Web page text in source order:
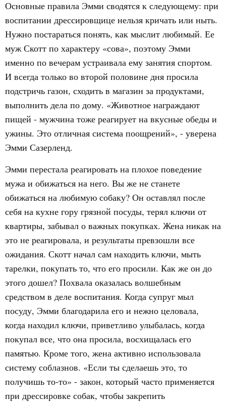
Основные правила Эмми сводятся к следующему: при
воспитании дрессировщице нельзя кричать или ныть.
Нужно постараться понять, как мыслит любимый. Ее
муж Скотт по характеру «сова», поэтому Эмми
именно по вечерам устраивала ему занятия спортом.
И всегда только во второй половине дня просила
подстричь газон, сходить в магазин за продуктами,
выполнить дела по дому. «Животное награждают
пищей - мужчина тоже реагирует на вкусные обеды и
ужины. Это отличная система поощрений», - уверена
Эмми Сазерленд.
Эмми перестала реагировать на плохое поведение
мужа и обижаться на него. Вы же не станете
обижаться на любимую собаку? Он оставлял после
себя на кухне гору грязной посуды, терял ключи от
квартиры, забывал о важных покупках. Жена никак на
это не реагировала, и результаты превзошли все
ожидания. Скотт начал сам находить ключи, мыть
тарелки, покупать то, что его просили. Как же он до
этого дошел? Похвала оказалась волшебным
средством в деле воспитания. Когда супруг мыл
посуду, Эмми благодарила его и нежно целовала,
когда находил ключи, приветливо улыбалась, когда
покупал все, что она просила, восхищалась его
памятью. Кроме того, жена активно использовала
систему соблазнов. «Если ты сделаешь это, то
получишь то-то» - закон, который часто применяется
при дрессировке собак, чтобы закрепить